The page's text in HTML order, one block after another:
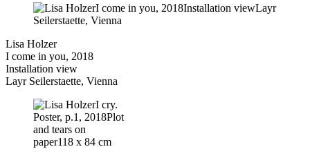
Lisa Holzer
I come in you, 2018
Installation view
Layr Seilerstaette, Vienna